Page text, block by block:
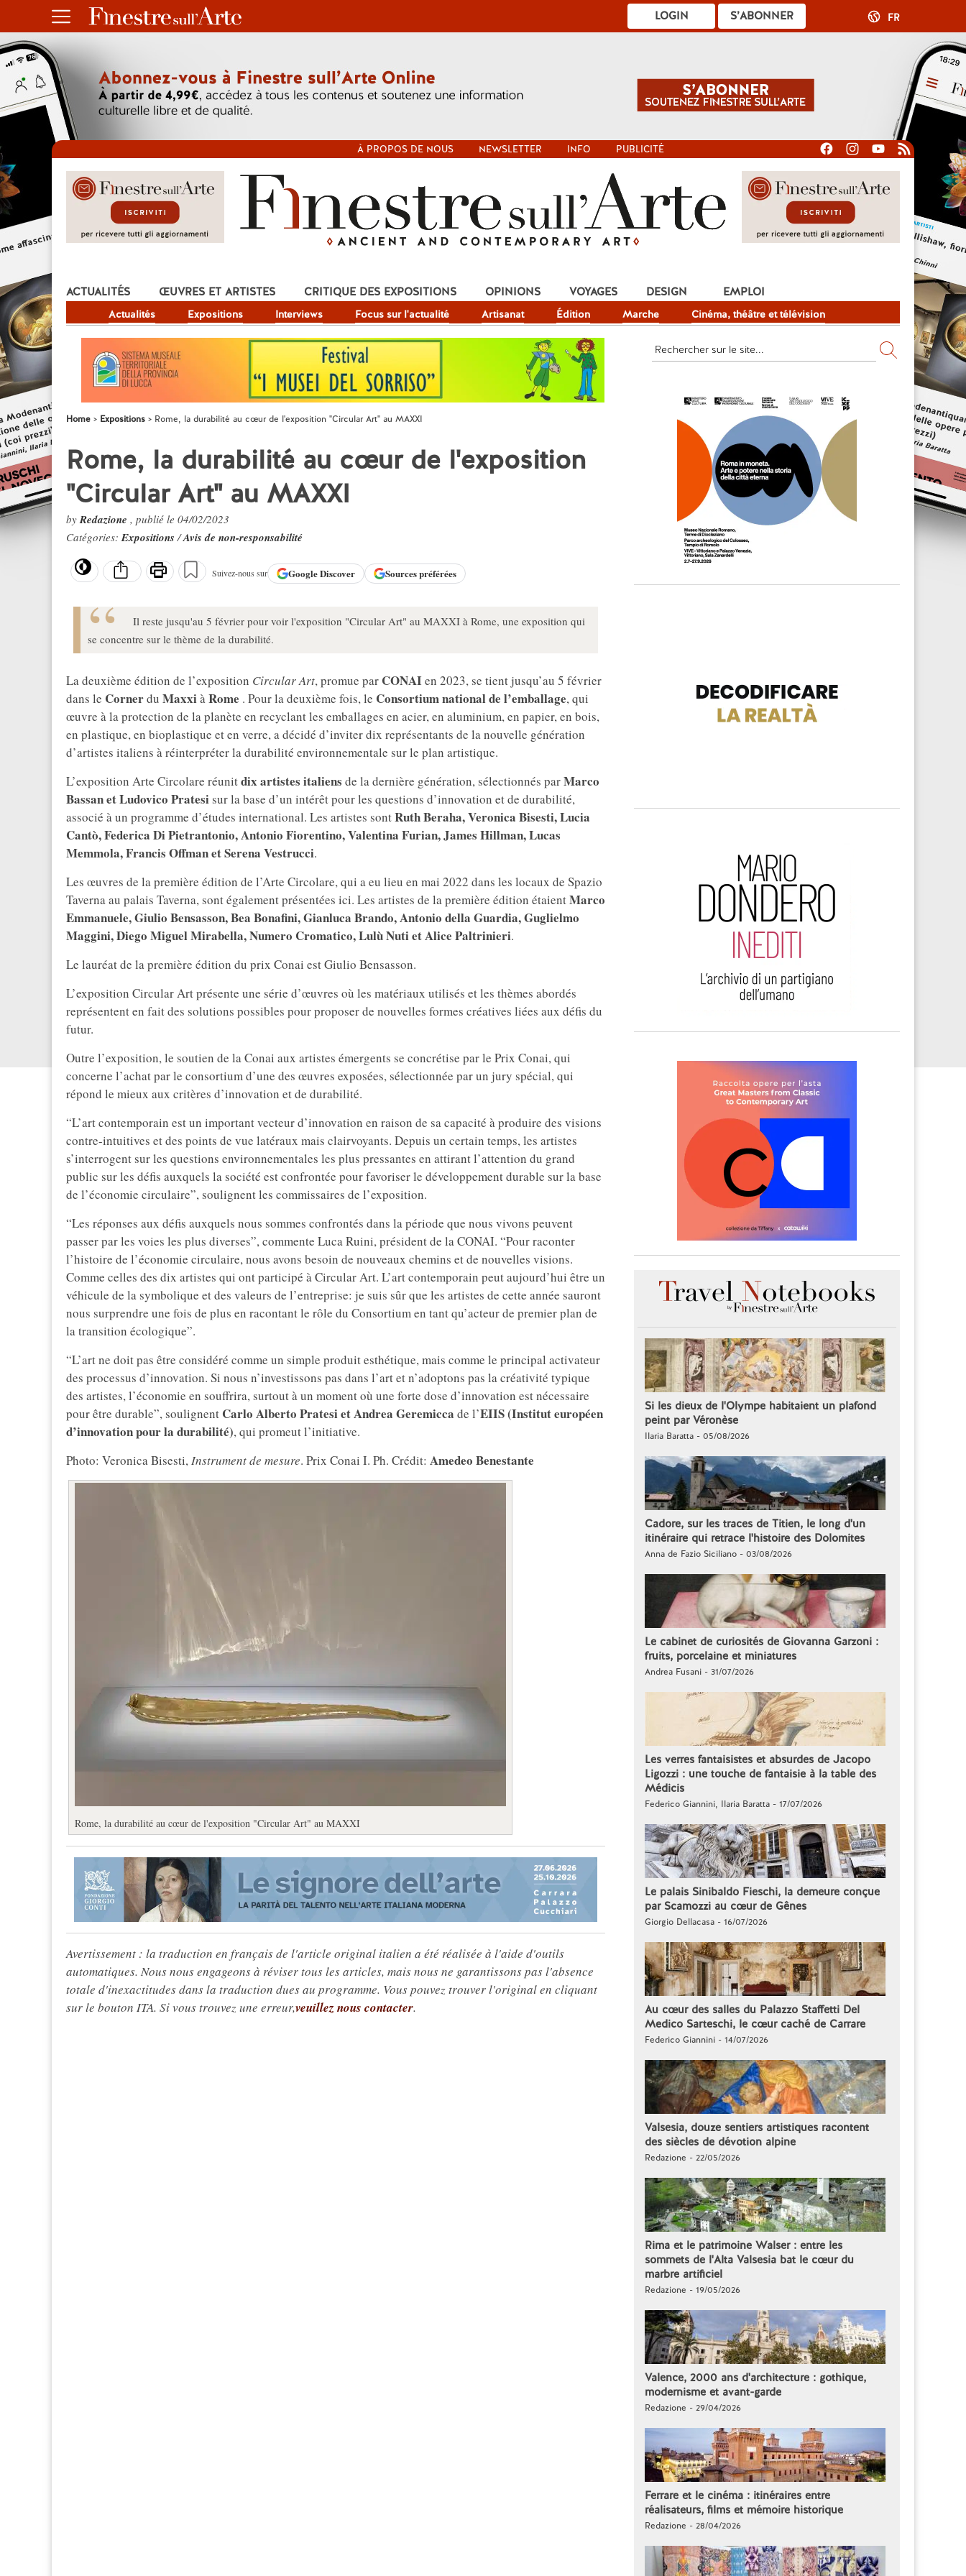
S’ABONNER
LOGIN FR
À PROPOS DE NOUS NEWSLETTER INFO PUBLICITÉ
ACTUALITÉS
Actualités Expositions Interviews Focus sur l'actualité Artisanat Édition Marche Cinéma, théâtre et télévision
ŒUVRES ET ARTISTES CRITIQUE DES EXPOSITIONS OPINIONS VOYAGES DESIGN EMPLOI
Home Expositions Rome, la durabilité au cœur de l'exposition "Circular Art" au MAXXI
Rome, la durabilité au cœur de l'exposition
"Circular Art" au MAXXI
byRedazione , publié le 04/02/2023
Catégories:Expositions/Avis de non-responsabilité
Suivez-nous sur GoogleDiscover Sources préférées
Il reste jusqu'au 5 février pour voir l'exposition "Circular Art" au MAXXI à Rome, une exposition qui
se concentre sur le thème de la durabilité.
La deuxième édition de l’exposition Circular Art, promue par CONAIen 2023, se tient jusqu’au 5 février
dans le Cornerdu MaxxiàRome . Pour la deuxième fois, le Consortium national de l’emballage, qui
œuvre à la protection de la planète en recyclant les emballages en acier, en aluminium, en papier, en bois,
en plastique, en bioplastique et en verre, a décidé d’inviter dix représentants de la nouvelle génération
d’artistes italiens à réinterpréter la durabilité environnementale sur le plan artistique.
L’exposition Arte Circolare réunitdix artistes italiens de la dernière génération, sélectionnés parMarco
Bassan et Ludovico Pratesi sur la base d’un intérêt pour les questions d’innovation et de durabilité,
associé à un programme d’études international. Les artistes sontRuth Beraha, Veronica Bisesti, Lucia
Cantò, Federica Di Pietrantonio, Antonio Fiorentino, Valentina Furian, James Hillman, Lucas
Memmola, Francis Offman et Serena Vestrucci.
Les œuvres de la première édition de l’Arte Circolare, qui a eu lieu en mai 2022 dans les locaux de Spazio
Taverna au palais Taverna, sont également présentées ici. Les artistes de la première édition étaientMarco
Emmanuele, Giulio Bensasson, Bea Bonafini, Gianluca Brando, Antonio della Guardia, Guglielmo
Maggini, Diego Miguel Mirabella, Numero Cromatico, Lulù Nuti et Alice Paltrinieri.
Le lauréat de la première édition du prix Conai est Giulio Bensasson.
L’exposition Circular Art présente une série d’œuvres où les matériaux utilisés et les thèmes abordés
représentent en fait des solutions possibles pour proposer de nouvelles formes créatives liées aux défis du
futur.
Outre l’exposition, le soutien de la Conai aux artistes émergents se concrétise par le Prix Conai, qui
concerne l’achat par le consortium d’une des œuvres exposées, sélectionnée par un jury spécial, qui
répond le mieux aux critères d’innovation et de durabilité.
“L’art contemporain est un important vecteur d’innovation en raison de sa capacité à produire des visions
contre-intuitives et des points de vue latéraux mais clairvoyants. Depuis un certain temps, les artistes
s’interrogent sur les questions environnementales les plus pressantes en attirant l’attention du grand
public sur les défis auxquels la société est confrontée pour favoriser le développement durable sur la base
de l’économie circulaire”, soulignent les commissaires de l’exposition.
“Les réponses aux défis auxquels nous sommes confrontés dans la période que nous vivons peuvent
passer par les voies les plus diverses”, commente Luca Ruini, président de la CONAI. “Pour raconter
l’histoire de l’économie circulaire, nous avons besoin de nouveaux chemins et de nouvelles visions.
Comme celles des dix artistes qui ont participé à Circular Art. L’art contemporain peut aujourd’hui être un
véhicule de la symbolique et des valeurs de l’entreprise: je suis sûr que les artistes de cette année sauront
nous surprendre une fois de plus en racontant le rôle du Consortium en tant qu’acteur de premier plan de
la transition écologique”.
“L’art ne doit pas être considéré comme un simple produit esthétique, mais comme le principal activateur
des processus d’innovation. Si nous n’investissons pas dans l’art et n’adoptons pas la créativité typique
des artistes, l’économie en souffrira, surtout à un moment où une forte dose d’innovation est nécessaire
pour être durable”, soulignent Carlo Alberto Pratesi et Andrea Geremicca de l’EIIS (Institut européen
d’innovation pour la durabilité), qui promeut l’initiative.
Photo: Veronica Bisesti,Instrument de mesure. Prix Conai I. Ph. Crédit: Amedeo Benestante
Rome, la durabilité au cœur de l'exposition "Circular Art" au MAXXI
Avertissement : la traduction en français de l'article original italien a été réalisée à l'aide d'outils
automatiques. Nous nous engageons à réviser tous les articles, mais nous ne garantissons pas l'absence
totale d'inexactitudes dans la traduction dues au programme. Vous pouvez trouver l'original en cliquant
sur le bouton ITA. Si vous trouvez une erreur,veuillez nous contacter.
Si les dieux de l'Olympe habitaient un plafond
peint par Véronèse
Ilaria Baratta - 05/08/2026
Cadore, sur les traces de Titien, le long d'un
itinéraire qui retrace l'histoire des Dolomites
Anna de Fazio Siciliano - 03/08/2026
Le cabinet de curiosités de Giovanna Garzoni :
fruits, porcelaine et miniatures
Andrea Fusani - 31/07/2026
Les verres fantaisistes et absurdes de Jacopo
Ligozzi : une touche de fantaisie à la table des
Médicis
Federico Giannini, Ilaria Baratta - 17/07/2026
Le palais Sinibaldo Fieschi, la demeure conçue
par Scamozzi au cœur de Gênes
Giorgio Dellacasa - 16/07/2026
Au cœur des salles du Palazzo Staffetti Del
Medico Sarteschi, le cœur caché de Carrare
Federico Giannini - 14/07/2026
Valsesia, douze sentiers artistiques racontent
des siècles de dévotion alpine
Redazione - 22/05/2026
Rima et le patrimoine Walser : entre les
sommets de l'Alta Valsesia bat le cœur du
marbre artificiel
Redazione - 19/05/2026
Valence, 2000 ans d'architecture : gothique,
modernisme et avant-garde
Redazione - 29/04/2026
Ferrare et le cinéma : itinéraires entre
réalisateurs, films et mémoire historique
Redazione - 28/04/2026